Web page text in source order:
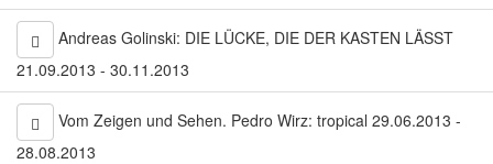
Andreas Golinski: DIE LÜCKE, DIE DER KASTEN LÄSST
21.09.2013 - 30.11.2013
Vom Zeigen und Sehen. Pedro Wirz: tropical 29.06.2013 -
28.08.2013